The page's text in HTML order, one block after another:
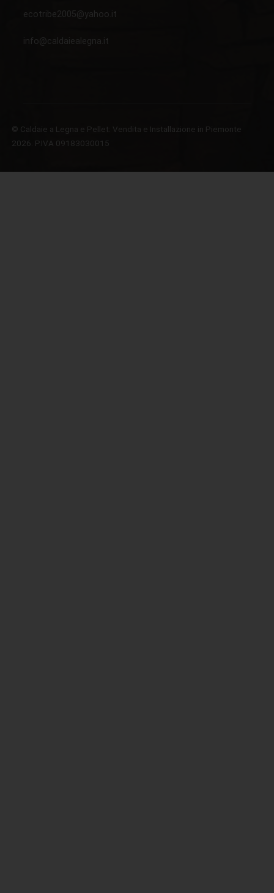
ecotribe2005@yahoo.it
info@caldaiealegna.it
© Caldaie a Legna e Pellet: Vendita e Installazione in Piemonte
2026. P.IVA 09183030015